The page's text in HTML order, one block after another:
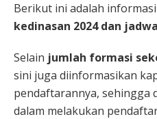
Berikut ini adalah informasi
kedinasan 2024 dan
Selain jumlah formasi
sini juga diinformasikan
pendaftarannya, sehingga
dalam melakukan